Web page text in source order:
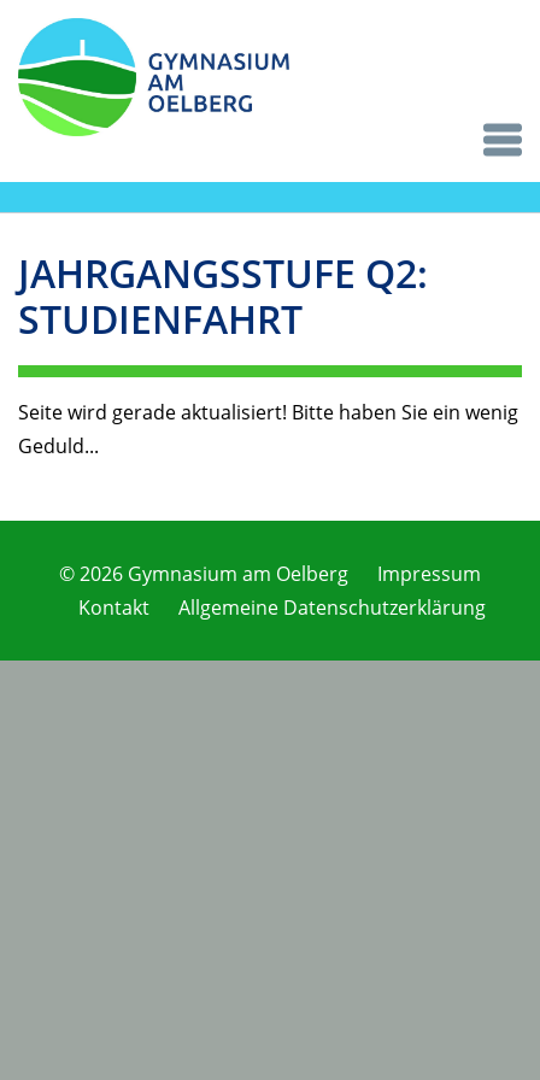
JAHRGANGSSTUFE Q2:
STUDIENFAHRT
Seite wird gerade aktualisiert! Bitte haben Sie ein wenig
Geduld...
© 2026 Gymnasium am Oelberg
Impressum
Kontakt
Allgemeine Datenschutzerklärung